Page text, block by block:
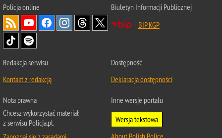
Policjaonline
Biuletyn Informacji Publicznej
BIP KGP
Redakcja serwisu
Kontakt z redakcją
Dostępność
Deklaracja dostępności
Nota prawna
Chcesz wykorzystać materiał
z serwisu Policja.pl.
Inne wersje portalu
Wersja tekstowa